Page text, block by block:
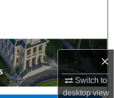
×
Switch to
desktopview